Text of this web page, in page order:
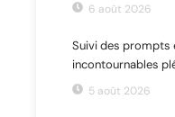
6 août 2026
Suivi des prompts
incontournables
5 août 2026